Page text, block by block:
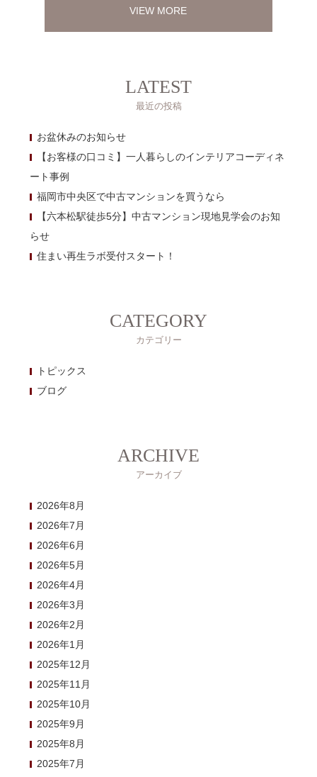
VIEW MORE
LATEST
最近の投稿
お盆休みのお知らせ
【お客様の口コミ】一人暮らしのインテリアコーディネ
ート事例
福岡市中央区で中古マンションを買うなら
【六本松駅徒歩5分】中古マンション現地見学会のお知
らせ
住まい再生ラボ受付スタート！
CATEGORY
カテゴリー
トピックス
ブログ
ARCHIVE
アーカイブ
2026年8月
2026年7月
2026年6月
2026年5月
2026年4月
2026年3月
2026年2月
2026年1月
2025年12月
2025年11月
2025年10月
2025年9月
2025年8月
2025年7月